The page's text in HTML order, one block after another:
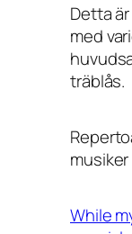
Detta
med
träblås.
While